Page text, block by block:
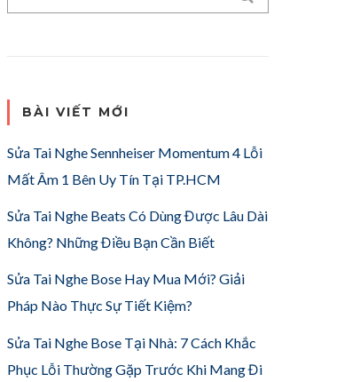
BÀI VIẾT MỚI
Sửa Tai Nghe Sennheiser Momentum 4 Lỗi
Mất Âm 1 Bên Uy Tín Tại TP.HCM
Sửa Tai Nghe Beats Có Dùng Được Lâu Dài
Không? Những Điều Bạn Cần Biết
Sửa Tai Nghe Bose Hay Mua Mới? Giải
Pháp Nào Thực Sự Tiết Kiệm?
Sửa Tai Nghe Bose Tại Nhà: 7 Cách Khắc
Phục Lỗi Thường Gặp Trước Khi Mang Đi